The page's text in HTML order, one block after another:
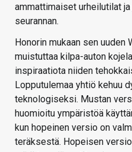
ammattimaiset urheilutilat
seurannan.
Honorin mukaan sen uuden
muistuttaa kilpa-auton
inspiraatiota niiden
Lopputulemaa yhtiö kehuu
teknologiseksi. Mustan
huomioitu ympäristöä
kun hopeinen versio on
teräksestä. Hopeisen